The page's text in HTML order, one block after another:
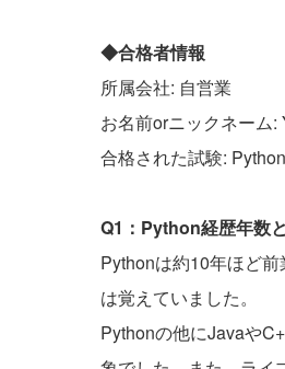
◆合格者情報
所属会社: 自営業
お名前orニックネーム:
合格された試験:
Q1：Python経歴年数
Pythonは約10年ほど
は覚えていました。
Pythonの他にJavaや